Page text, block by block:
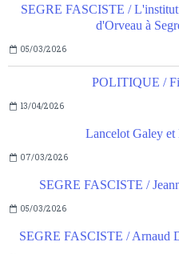
SEGRE FASCISTE /
d'Orveau à
05/03/2026
POLITIQUE /
13/04/2026
Lancelot Galey
07/03/2026
SEGRE FASCISTE /
05/03/2026
SEGRE FASCISTE / Arnaud